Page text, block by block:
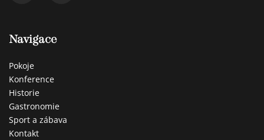
Navigace
Pokoje
Konference
Historie
Gastronomie
Sport a zábava
Kontakt